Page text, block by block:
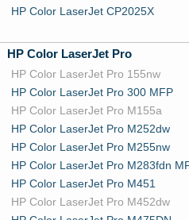
HP Color LaserJet CP2025X
HP Color LaserJet Pro
HP Color LaserJet Pro 155nw
HP Color LaserJet Pro 300 MFP
HP Color LaserJet Pro M155a
HP Color LaserJet Pro M252dw
HP Color LaserJet Pro M255nw
HP Color LaserJet Pro M283fdn
HP Color LaserJet Pro M451
HP Color LaserJet Pro M452dw